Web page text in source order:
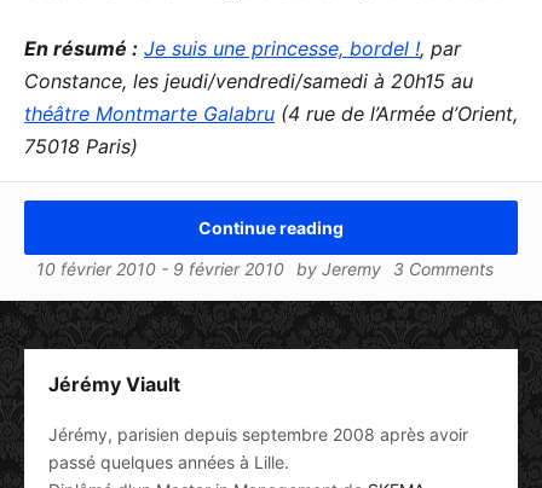
En résumé : Je suis une princesse, bordel !, par
Constance, les jeudi/vendredi/samedi à 20h15 au
théâtre Montmarte Galabru (4 rue de l’Armée d’Orient,
75018 Paris)
Continue reading
10 février 2010 - 9 février 2010 by Jeremy 3 Comments
Jérémy Viault
Jérémy, parisien depuis septembre 2008 après avoir
passé quelques années à Lille.